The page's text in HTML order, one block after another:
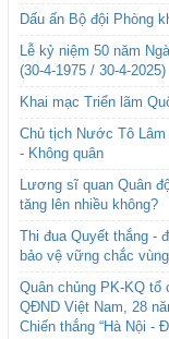
Dấu ấn Bộ đội Phòng
Lễ kỷ niệm 50 năm
(30-4-1975 / 30-4-2025)
Khai mạc Triển lãm
Chủ tịch Nước Tô
- Không quân
Lương sĩ quan Quân
tăng lên nhiều không?
Thi đua Quyết thắng -
bảo vệ vững chắc
Quân chủng PK-KQ
QĐND Việt Nam, 28
Chiến thắng “Hà Nội -